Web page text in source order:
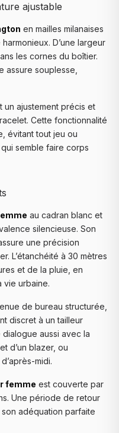
ajustable
en mailles milanaises
D’une largeur
les cornes du boîtier.
assure souplesse,
ajustement précis et
Cette fonctionnalité
évitant tout jeu ou
semble faire corps
au cadran blanc et
silencieuse. Son
une précision
L’étanchéité à 30 mètres
et de la pluie, en
vie urbaine.
de bureau structurée,
discret à un tailleur
aussi avec la
d’un blazer, ou
midi.
femme est couverte par
Une période de retour
adéquation parfaite